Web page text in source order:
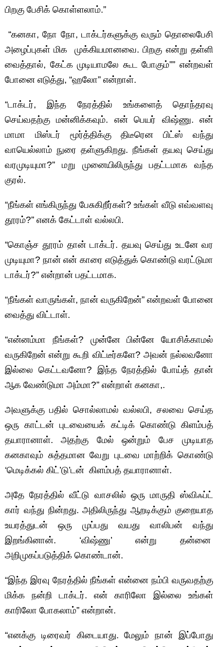
பிறகு பேசிக் கொள்ளலாம்.”
“கனகா, நோ நோ, டாக்டர்களுக்கு வரும் தொலைபேசி
அழைப்புகள் மிக முக்கியமானவை. பிறகு என்று தள்ளி
வைத்தால், கேட்க முடியாமலே கூட போகும்”” என்றவள்
போனை எடுத்து, “ஹலோ” என்றாள்.
“டாக்டர், இந்த நேரத்தில் உங்களைத் தொந்தரவு
செய்வதற்கு மன்னிக்கவும். என் பெயர் விஷ்ணு. என்
மாமா மிஸ்டர் மூர்த்திக்கு திடீரென பிட்ஸ் வந்து
வாயெல்லாம் நுரை தள்ளுகிறது. நீங்கள் தயவு செய்து
வரமுடியுமா?” மறு முனையிலிருந்து பதட்டமாக வந்த
குரல்.
“நீங்கள் எங்கிருந்து பேசுகிறீர்கள்? உங்கள் வீடு எவ்வளவு
தூரம்?” எனக் கேட்டாள் வல்லபி.
“கொஞ்ச தூரம் தான் டாக்டர். தயவு செய்து உடனே வர
முடியுமா? நான் என் காரை எடுத்துக் கொண்டு வரட்டுமா
டாக்டர்?” என்றான் பதட்டமாக.
“நீங்கள் வாருங்கள், நான் வருகிறேன்” என்றவள் போனை
வைத்து விட்டாள்.
“என்னம்மா நீங்கள்? முன்னே பின்னே யோசிக்காமல்
வருகிறேன் என்று கூறி விட்டீர்களே? அவன் நல்லவனோ
இல்லை கெட்டவனோ? இந்த நேரத்தில் போய்த் தான்
ஆக வேண்டுமா அம்மா?” என்றாள் கனகா,.
அவளுக்கு பதில் சொல்லாமல் வல்லபி, சலவை செய்த
ஒரு காட்டன் புடவையைக் கட்டிக் கொண்டு கிளம்பத்
தயாரானாள். அதற்கு மேல் ஒன்றும் பேச முடியாத
கனகாவும் சுத்தமான வேறு புடவை மாற்றிக் கொண்டு
‘மெடிக்கல் கிட்’டு’டன் கிளம்பத் தயாரானாள்.
அதே நேரத்தில் வீட்டு வாசலில் ஒரு மாருதி ஸ்விஃப்ட்
கார் வந்து நின்றது. அதிலிருந்து ஆறடிக்கும் குறையாத
உயரத்துடன் ஒரு முப்பது வயது வாலிபன் வந்து
இறங்கினான். ‘விஷ்ணு’ என்று தன்னை
அறிமுகப்படுத்திக் கொண்டான்.
“இந்த இரவு நேரத்தில் நீங்கள் என்னை நம்பி வருவதற்கு
மிக்க நன்றி டாக்டர். என் காரிலோ இல்லை உங்கள்
காரிலோ போகலாம்” என்றான்.
“எனக்கு டிரைவர் கிடையாது. மேலும் நான் இப்போது